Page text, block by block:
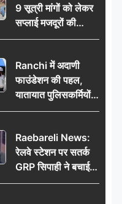
9 सूत्री मांगों को लेकर
सप्लाई मजदूरों की
हुंकार, 12 अगस्त के
Ranchi में अदाणी
फाउंडेशन की पहल,
यातायात पुलिसकर्मियों
को वितरित किए गए छाते
Raebareli News:
रेलवे स्टेशन पर सतर्क
GRP सिपाही ने बचाई
महिला की जान, चलती